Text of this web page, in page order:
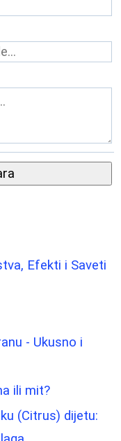
Efekti i Saveti
- Ukusno i
ili mit?
(Citrus) dijetu: